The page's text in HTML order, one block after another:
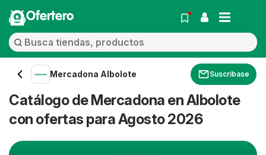
Ofertero
Mercadona Albolote Suscríbase
Catálogo de Mercadona en Albolote
con ofertas para Agosto 2026